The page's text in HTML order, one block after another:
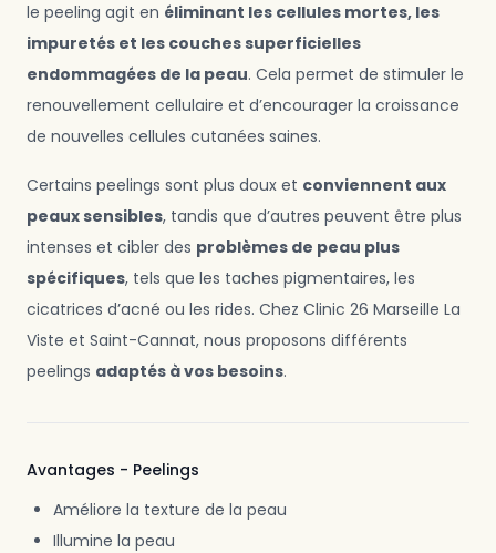
le peeling agit en éliminant les cellules mortes, les
impuretés et les couches superficielles
endommagées de la peau. Cela permet de stimuler le
renouvellement cellulaire et d’encourager la croissance
de nouvelles cellules cutanées saines.
Certains peelings sont plus doux et conviennent aux
peaux sensibles, tandis que d’autres peuvent être plus
intenses et cibler des problèmes de peau plus
spécifiques, tels que les taches pigmentaires, les
cicatrices d’acné ou les rides. Chez Clinic 26 Marseille La
Viste et Saint-Cannat, nous proposons différents
peelings adaptés à vos besoins.
Avantages - Peelings
Améliore la texture de la peau
Illumine la peau